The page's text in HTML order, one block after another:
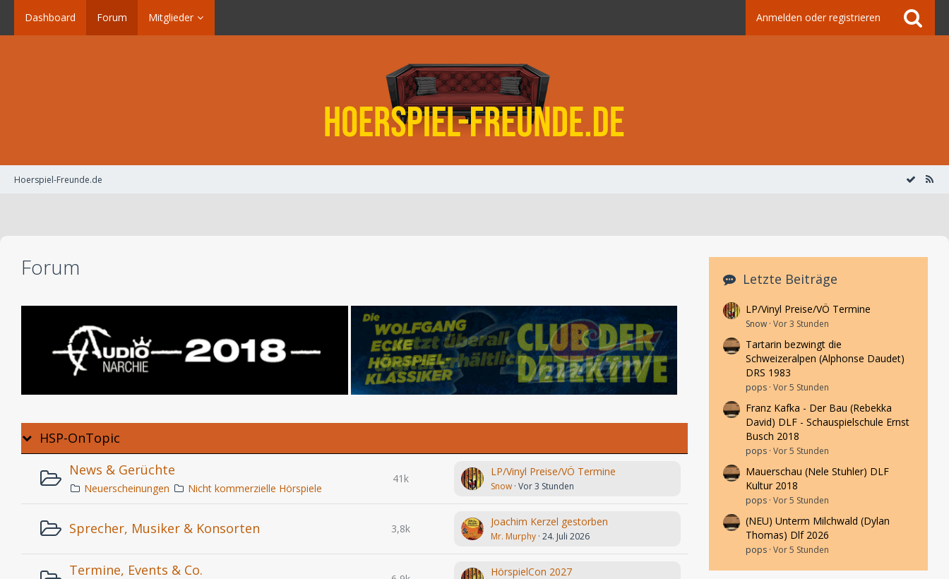
Dashboard Forum Mitglieder Anmelden oder registrieren
Hoerspiel-Freunde.de
Forum
HSP-OnTopic
News & Gerüchte
Neuerscheinungen Nicht kommerzielle Hörspiele
41k
LP/Vinyl Preise/VÖ Termine
Snow Vor 3 Stunden
Sprecher, Musiker & Konsorten 3,8k
Joachim Kerzel gestorben
Mr. Murphy 24. Juli 2026
Termine, Events & Co. HörspielCon 2027
Letzte Beiträge
LP/Vinyl Preise/VÖ Termine
Snow Vor 3 Stunden
Tartarin bezwingt die
Schweizeralpen (Alphonse Daudet)
DRS 1983
pops Vor 5 Stunden
Franz Kafka - Der Bau (Rebekka
David) DLF - Schauspielschule Ernst
Busch 2018
pops Vor 5 Stunden
Mauerschau (Nele Stuhler) DLF
Kultur 2018
pops Vor 5 Stunden
(NEU) Unterm Milchwald (Dylan
Thomas) Dlf 2026
pops Vor 5 Stunden